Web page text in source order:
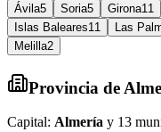
Ávila5 Soria5 Girona11
Islas Baleares11 Las
Melilla2
Provincia de
Capital: Almería y 13